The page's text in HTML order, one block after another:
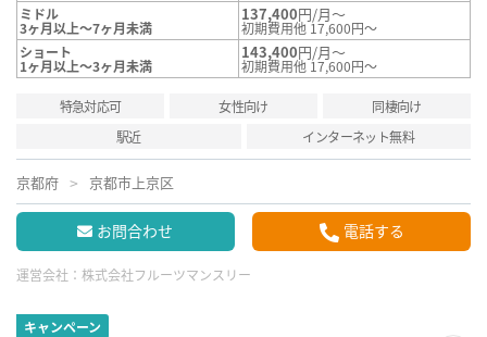
ミドル
3ヶ月以上～7ヶ月未満
137,400円/月～
初期費用他 17,600円～
ショート
1ヶ月以上～3ヶ月未満
143,400円/月～
初期費用他 17,600円～
特急対応可 女性向け
同棲向け
駅近
インターネット無料
京都府 京都市上京区
お問合わせ 電話する
運営会社： 株式会社フルーツマンスリー
キャンペーン